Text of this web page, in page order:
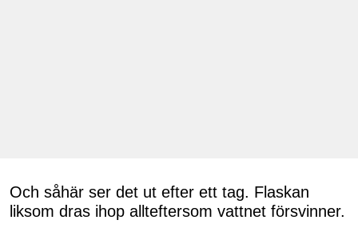
Och såhär ser det ut efter ett tag. Flaskan
liksom dras ihop allteftersom vattnet försvinner.